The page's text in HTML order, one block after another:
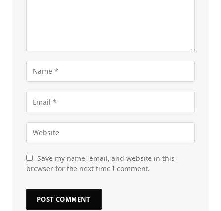
Save my name, email, and website in this
browser for the next time I comment.